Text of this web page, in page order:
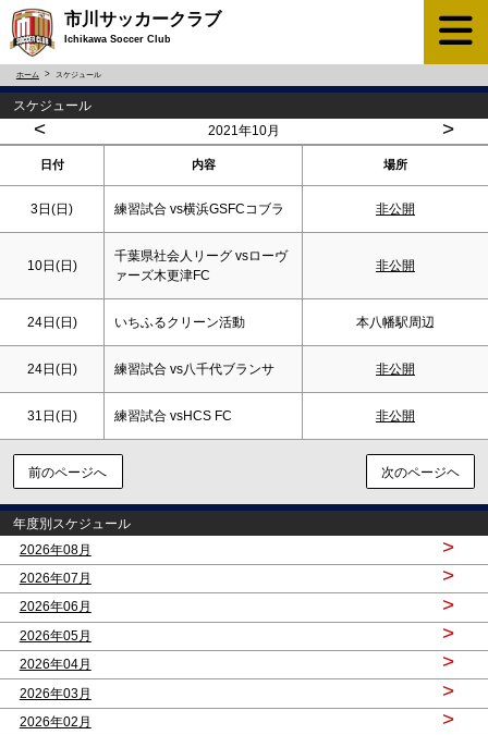
市川サッカークラブ
Ichikawa Soccer Club
ホーム スケジュール
スケジュール
< 2021年10月 >
日付 内容 場所
3日(日) 練習試合 vs横浜GSFCコブラ 非公開
10日(日)
千葉県社会人リーグ vsローヴ
ァーズ木更津FC
非公開
24日(日) いちふるクリーン活動 本八幡駅周辺
24日(日) 練習試合 vs八千代ブランサ 非公開
31日(日) 練習試合 vsHCS FC 非公開
前のページへ 次のページヘ
年度別スケジュール
2026年08月
>
2026年07月 >
2026年06月 >
2026年05月 >
2026年04月 >
2026年03月 >
2026年02月 >